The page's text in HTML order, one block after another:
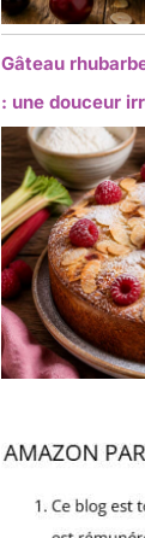
Gâteau
: une douceur